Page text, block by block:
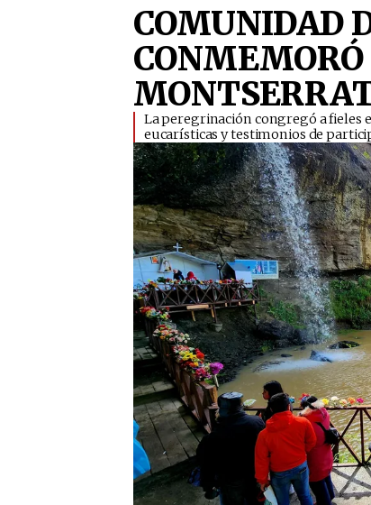
COMUNIDAD
​La peregrinación congregó a fieles
eucarísticas y testimonios de